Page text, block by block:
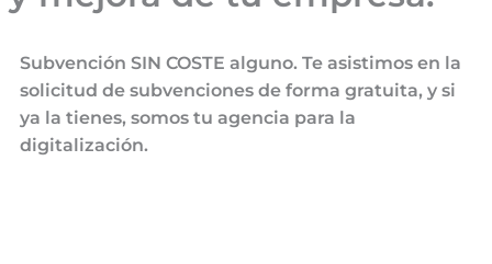
Subvención SIN COSTE alguno. Te asistimos en la
solicitud de subvenciones de forma gratuita, y si
ya la tienes, somos tu agencia para la
digitalización.